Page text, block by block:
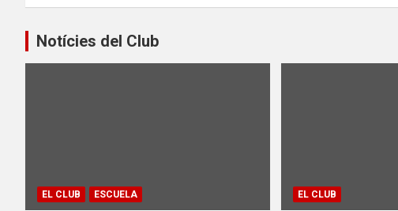
Notícies del Club
EL CLUB ESCUELA EL CLUB